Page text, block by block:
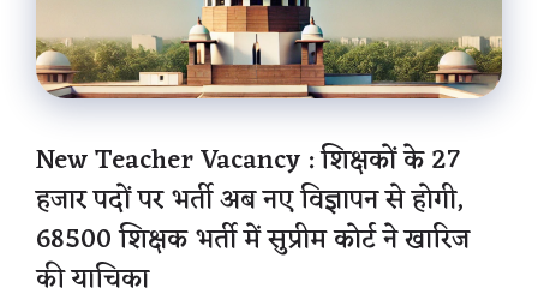
New Teacher Vacancy : शिक्षकों के 27
हजार पदों पर भर्ती अब नए विज्ञापन से होगी,
68500 शिक्षक भर्ती में सुप्रीम कोर्ट ने खारिज
की याचिका